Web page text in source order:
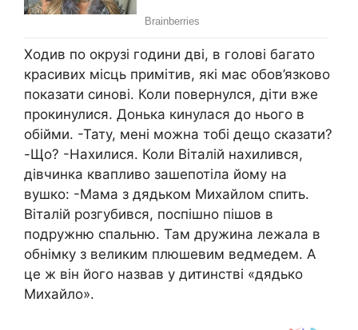
Ходив по окрузі години дві, в голові багато
красивих місць примітив, які має обов’язково
показати синові. Коли повернулся, діти вже
прокинулися. Донька кинулася до нього в
обійми. -Тату, мені можна тобі дещо сказати?
-Що? -Нахилися. Коли Віталій нахилився,
дівчинка квапливо зашепотіла йому на
вушко: -Мама з дядьком Михайлом спить.
Віталій розгубився, поспішно пішов в
подружню спальню. Там дружина лежала в
обнімку з великим плюшевим ведмедем. А
це ж він його назвав у дитинстві «дядько
Михайло».